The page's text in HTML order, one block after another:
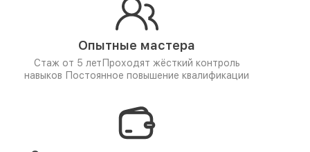
Опытные мастера
Стаж от 5 лет Проходят жёсткий контроль
навыков Постоянное повышение квалификации